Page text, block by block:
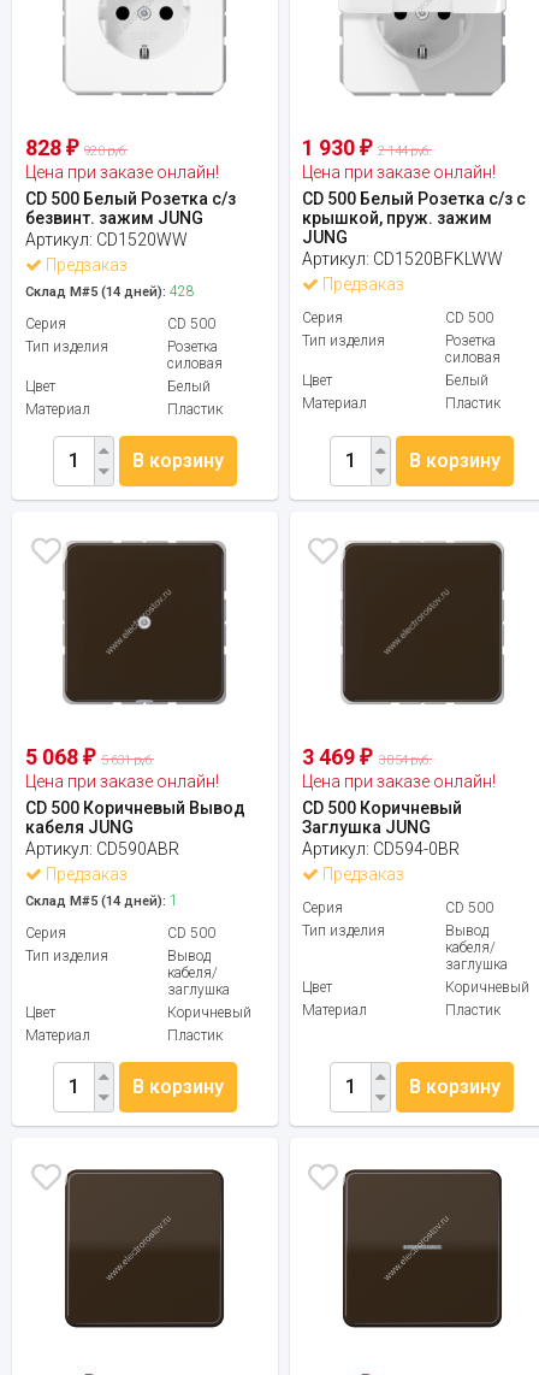
828 ₽ 920 руб.
Цена при заказе онлайн!
CD 500 Белый Розетка с/з
безвинт. зажим JUNG
Артикул: CD1520WW
Предзаказ
Склад М#5 (14 дней): 428
Серия
CD 500
Тип изделия
Розетка
силовая
Цвет
Белый
Материал
Пластик
В корзину
1 930₽ 2 144 руб.
Цена при заказе онлайн!
CD 500 Белый Розетка с/з с
крышкой, пруж. зажим
JUNG
Артикул: CD1520BFKLWW
Предзаказ
Серия
CD 500
Тип изделия
Розетка
силовая
Цвет
Белый
Материал
Пластик
В корзину
5 068 ₽ 5 631 руб.
Цена при заказе онлайн!
CD 500 Коричневый Вывод
кабеля JUNG
Артикул: CD590ABR
Предзаказ
Склад М#5 (14 дней): 1
Серия
CD 500
Тип изделия
Вывод
кабеля/
заглушка
Цвет
Коричневый
Материал
Пластик
В корзину
3 469₽ 3 854 руб.
Цена при заказе онлайн!
CD 500 Коричневый
Заглушка JUNG
Артикул: CD594-0BR
Предзаказ
Серия
CD 500
Тип изделия
Вывод
кабеля/
заглушка
Цвет
Коричневый
Материал
Пластик
В корзину